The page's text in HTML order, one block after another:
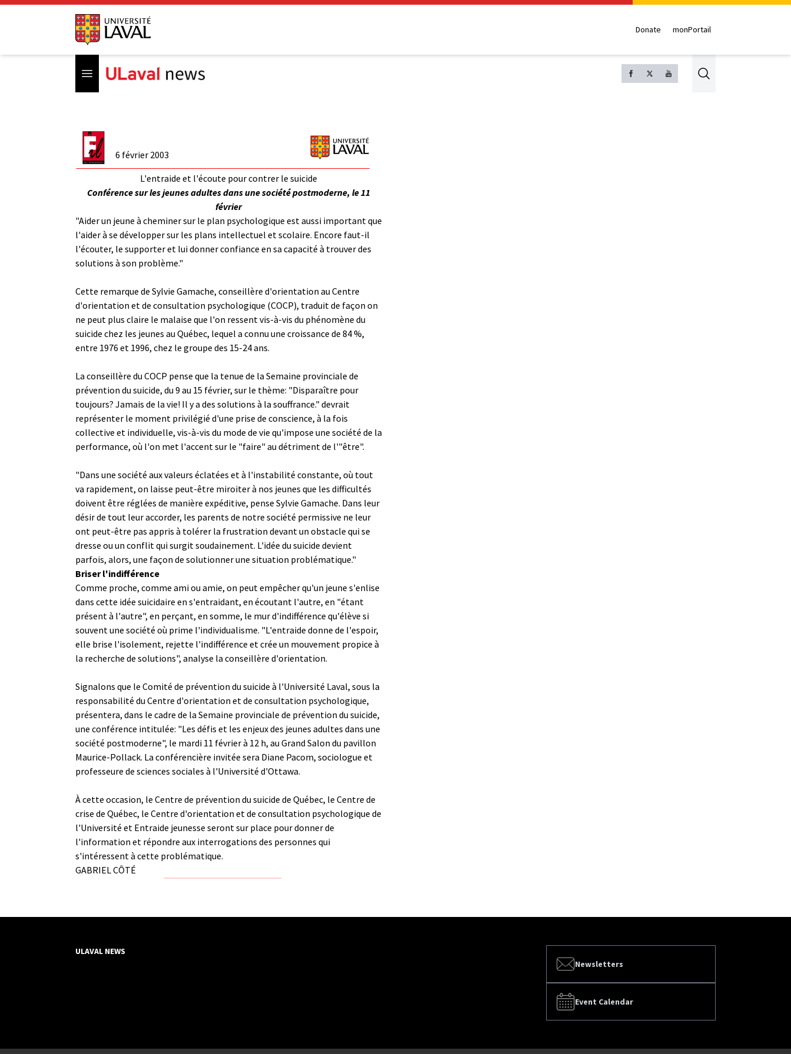
Donate monPortail
Open menu Search
6 février 2003
L'entraide et l'écoute pour contrer le suicide
Conférence sur les jeunes adultes dans une société postmoderne, le 11
février
"Aider un jeune à cheminer sur le plan psychologique est aussi important que
l'aider à se développer sur les plans intellectuel et scolaire. Encore faut-il
l'écouter, le supporter et lui donner confiance en sa capacité à trouver des
solutions à son problème."
Cette remarque de Sylvie Gamache, conseillère d'orientation au Centre
d'orientation et de consultation psychologique (COCP), traduit de façon on
ne peut plus claire le malaise que l'on ressent vis-à-vis du phénomène du
suicide chez les jeunes au Québec, lequel a connu une croissance de 84 %,
entre 1976 et 1996, chez le groupe des 15-24 ans.
La conseillère du COCP pense que la tenue de la Semaine provinciale de
prévention du suicide, du 9 au 15 février, sur le thème: "Disparaître pour
toujours? Jamais de la vie! Il y a des solutions à la souffrance." devrait
représenter le moment privilégié d'une prise de conscience, à la fois
collective et individuelle, vis-à-vis du mode de vie qu'impose une société de la
performance, où l'on met l'accent sur le "faire" au détriment de l'"être".
"Dans une société aux valeurs éclatées et à l'instabilité constante, où tout
va rapidement, on laisse peut-être miroiter à nos jeunes que les difficultés
doivent être réglées de manière expéditive, pense Sylvie Gamache. Dans leur
désir de tout leur accorder, les parents de notre société permissive ne leur
ont peut-être pas appris à tolérer la frustration devant un obstacle qui se
dresse ou un conflit qui surgit soudainement. L'idée du suicide devient
parfois, alors, une façon de solutionner une situation problématique."
Briser l'indifférence
Comme proche, comme ami ou amie, on peut empêcher qu'un jeune s'enlise
dans cette idée suicidaire en s'entraidant, en écoutant l'autre, en "étant
présent à l'autre", en perçant, en somme, le mur d'indifférence qu'élève si
souvent une société où prime l'individualisme. "L'entraide donne de l'espoir,
elle brise l'isolement, rejette l'indifférence et crée un mouvement propice à
la recherche de solutions", analyse la conseillère d'orientation.
Signalons que le Comité de prévention du suicide à l'Université Laval, sous la
responsabilité du Centre d'orientation et de consultation psychologique,
présentera, dans le cadre de la Semaine provinciale de prévention du suicide,
une conférence intitulée: "Les défis et les enjeux des jeunes adultes dans une
société postmoderne", le mardi 11 février à 12 h, au Grand Salon du pavillon
Maurice-Pollack. La conférencière invitée sera Diane Pacom, sociologue et
professeure de sciences sociales à l'Université d'Ottawa.
À cette occasion, le Centre de prévention du suicide de Québec, le Centre de
crise de Québec, le Centre d'orientation et de consultation psychologique de
l'Université et Entraide jeunesse seront sur place pour donner de
l'information et répondre aux interrogations des personnes qui
s'intéressent à cette problématique.
GABRIEL CÔTÉ
Newsletters
Event Calendar
ULAVAL NEWS